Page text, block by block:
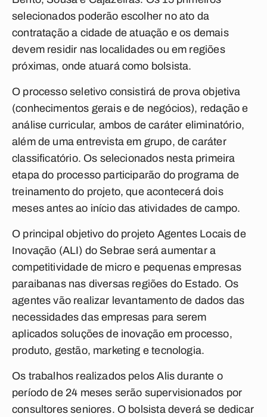
selecionados poderão escolher no ato da
contratação a cidade de atuação e os demais
devem residir nas localidades ou em regiões
próximas, onde atuará como bolsista.
O processo seletivo consistirá de prova objetiva
(conhecimentos gerais e de negócios), redação e
análise curricular, ambos de caráter eliminatório,
além de uma entrevista em grupo, de caráter
classificatório. Os selecionados nesta primeira
etapa do processo participarão do programa de
treinamento do projeto, que acontecerá dois
meses antes ao início das atividades de campo.
O principal objetivo do projeto Agentes Locais de
Inovação (ALI) do Sebrae será aumentar a
competitividade de micro e pequenas empresas
paraibanas nas diversas regiões do Estado. Os
agentes vão realizar levantamento de dados das
necessidades das empresas para serem
aplicados soluções de inovação em processo,
produto, gestão, marketing e tecnologia.
Os trabalhos realizados pelos Alis durante o
período de 24 meses serão supervisionados por
consultores seniores. O bolsista deverá se dedicar